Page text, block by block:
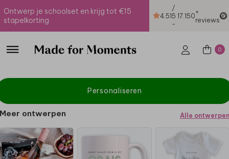
Ontwerp je schoolset en krijg tot €15
stapelkorting
4.51
/
5
-
17.150+
reviews
0
Personaliseren
Meer ontwerpen Alle ontwerpen